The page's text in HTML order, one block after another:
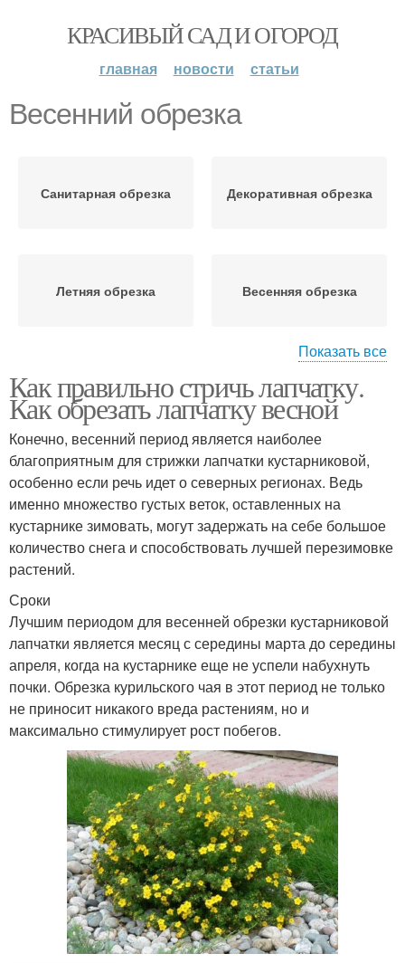
КРАСИВЫЙ САД И ОГОРОД
главная новости статьи
Весенний обрезка
Санитарная обрезка Декоративная обрезка
Летняя обрезка Весенняя обрезка
Сезонная обрезка Осенняя обрезка
Показать все
Как правильно стричь лапчатку.
Как обрезать лапчатку весной
Конечно, весенний период является наиболее
благоприятным для стрижки лапчатки кустарниковой,
особенно если речь идет о северных регионах. Ведь
именно множество густых веток, оставленных на
кустарнике зимовать, могут задержать на себе большое
количество снега и способствовать лучшей перезимовке
растений.
Сроки
Лучшим периодом для весенней обрезки кустарниковой
лапчатки является месяц с середины марта до середины
апреля, когда на кустарнике еще не успели набухнуть
почки. Обрезка курильского чая в этот период не только
не приносит никакого вреда растениям, но и
максимально стимулирует рост побегов.